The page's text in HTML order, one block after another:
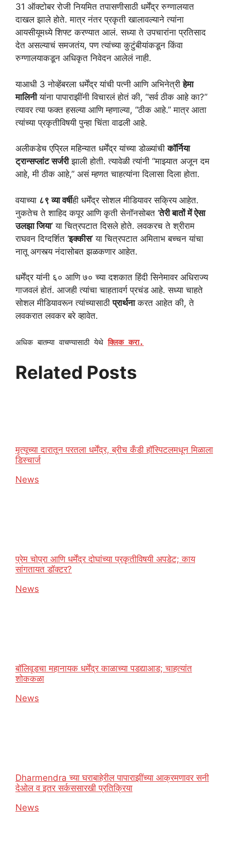
31 ऑक्टोबर रोजी नियमित तपासणीसाठी धर्मेंद्र रुग्णालयात
दाखल झाले होते. मात्र नंतर प्रकृती खालावल्याने त्यांना
आयसीयूमध्ये शिफ्ट करण्यात आलं. सध्या ते उपचारांना प्रतिसाद
देत असल्याचं समजतंय, पण त्यांच्या कुटुंबीयांकडून किंवा
रुग्णालयाकडून अधिकृत निवेदन आलेलं नाही.
याआधी 3 नोव्हेंबरला धर्मेंद्र यांची पत्नी आणि अभिनेत्रीहेमा
मालिनीयांना पापाराझींनी विचारलं होतं की, “सर्व ठीक आहे का?”
त्यावर त्या फक्त हसल्या आणि म्हणाल्या, “ठीक आहे.” मात्र आता
त्यांच्या प्रकृतीविषयी पुन्हा चिंता वाढली आहे.
अलीकडेच एप्रिल महिन्यात धर्मेंद्र यांच्या डोळ्यांचीकॉर्निया
ट्रान्सप्लांट सर्जरीझाली होती. त्यावेळी त्यांनी “माझ्यात अजून दम
आहे, मी ठीक आहे,” असं म्हणत चाहत्यांना दिलासा दिला होता.
वयाच्या ८९ व्या वर्षीही धर्मेंद्र सोशल मीडियावर सक्रिय आहेत.
नुकतेच ते शाहिद कपूर आणि कृती सेनॉनसोबत ‘तेरी बातों में ऐसा
उलझा जिया’ या चित्रपटात दिसले होते. लवकरच ते श्रीराम
राघवन दिग्दर्शित ‘इक्कीस’ या चित्रपटात अमिताभ बच्चन यांचा
नातू अगस्त्य नंदासोबत झळकणार आहेत.
धर्मेंद्र यांनी ६० आणि ७० च्या दशकात हिंदी सिनेमावर अधिराज्य
गाजवलं होतं. आजही त्यांचा चाहतावर्ग प्रचंड आहे. सध्या चाहते
सोशल मीडियावरून त्यांच्यासाठीप्रार्थनाकरत आहेत की, ते
लवकरात लवकर बरे व्हावेत.
अधिक बातम्या वाचण्यासाठी येथेक्लिक करा.
Related Posts
मृत्यूच्या दारातून परतला धर्मेंद्र, ब्रीच कँडी हॉस्पिटलमधून मिळाला
डिस्चार्ज
In relation to
News
प्रेम चोप्रा आणि धर्मेंद्र दोघांच्या प्रकृतीविषयी अपडेट; काय
सांगतायत डॉक्टर?
In relation to
News
बॉलिवूडचा महानायक धर्मेंद्र काळाच्या पडद्याआड; चाहत्यांत
शोककळा
In relation to
News
Dharmendra च्या घराबाहेरील पापाराझींच्या आक्रमणावर सनी
देओल व इतर सर्कससारखी प्रतिक्रिया
In relation to
News